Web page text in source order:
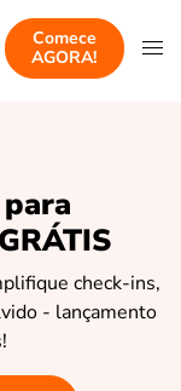
Comece
AGORA!
check-ins,
- lançamento